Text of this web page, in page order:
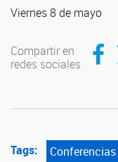
Viernes 8 de mayo
Compartir en
redes sociales
Tags: Conferencias